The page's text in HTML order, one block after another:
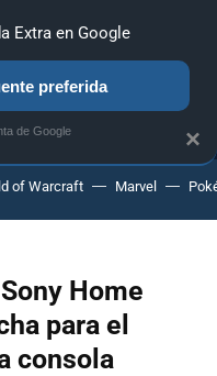
NUEVO
PC SONY
of Warcraft Marvel
Home
para el
consola
×
Extra en Google
preferida
de Google